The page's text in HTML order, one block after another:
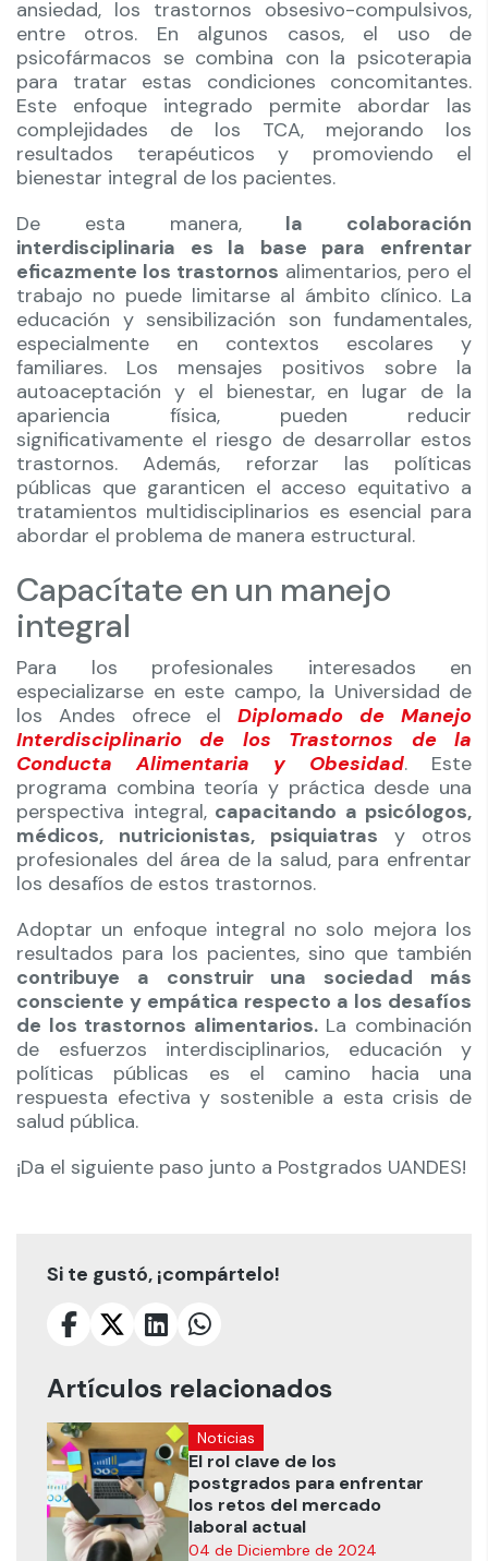
ansiedad, los trastornos obsesivo-compulsivos,
entre otros. En algunos casos, el uso de
psicofármacos se combina con la psicoterapia
para tratar estas condiciones concomitantes.
Este enfoque integrado permite abordar las
complejidades de los TCA, mejorando los
resultados terapéuticos y promoviendo el
bienestar integral de los pacientes.
De esta manera, la colaboración
interdisciplinaria es la base para enfrentar
eficazmente los trastornos alimentarios, pero el
trabajo no puede limitarse al ámbito clínico. La
educación y sensibilización son fundamentales,
especialmente en contextos escolares y
familiares. Los mensajes positivos sobre la
autoaceptación y el bienestar, en lugar de la
apariencia física, pueden reducir
significativamente el riesgo de desarrollar estos
trastornos. Además, reforzar las políticas
públicas que garanticen el acceso equitativo a
tratamientos multidisciplinarios es esencial para
abordar el problema de manera estructural.
Capacítate en un manejo
integral
Para los profesionales interesados en
especializarse en este campo, la Universidad de
los Andes ofrece elDiplomado de Manejo
Interdisciplinario de los Trastornos de la
Conducta Alimentaria y Obesidad. Este
programa combina teoría y práctica desde una
perspectiva integral,capacitando a psicólogos,
médicos, nutricionistas, psiquiatras y otros
profesionales del área de la salud, para enfrentar
los desafíos de estos trastornos.
Adoptar un enfoque integral no solo mejora los
resultados para los pacientes, sino que también
contribuye a construir una sociedad más
consciente y empática respecto a los desafíos
de los trastornos alimentarios.La combinación
de esfuerzos interdisciplinarios, educación y
políticas públicas es el camino hacia una
respuesta efectiva y sostenible a esta crisis de
salud pública.
¡Da el siguiente paso junto a Postgrados UANDES!
Si te gustó, ¡compártelo!
Artículos relacionados
Noticias
El rol clave de los
postgrados para enfrentar
los retos del mercado
laboral actual
04 de Diciembre de 2024